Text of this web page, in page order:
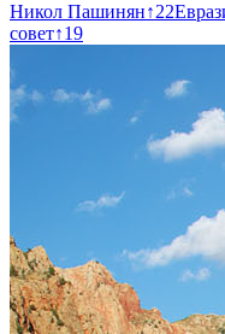
Никол Пашинян↑22
совет↑19